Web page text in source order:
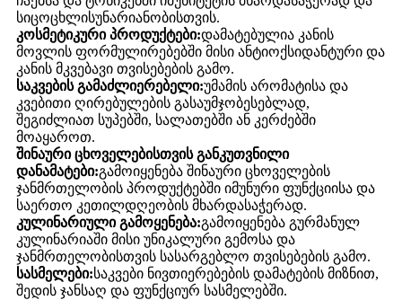
სიცოცხლისუნარიანობისთვის.
კოსმეტიკური პროდუქტები:დამატებულია კანის
მოვლის ფორმულირებებში მისი ანტიოქსიდანტური და
კანის მკვებავი თვისებების გამო.
საკვების გამაძლიერებელი:უმამის არომატისა და
კვებითი ღირებულების გასაუმჯობესებლად,
შეგიძლიათ სუპებში, სალათებში ან კერძებში
მოაყაროთ.
შინაური ცხოველებისთვის განკუთვნილი
დანამატები:გამოიყენება შინაური ცხოველების
ჯანმრთელობის პროდუქტებში იმუნური ფუნქციისა და
საერთო კეთილდღეობის მხარდასაჭერად.
კულინარიული გამოყენება:გამოიყენება გურმანულ
კულინარიაში მისი უნიკალური გემოსა და
ჯანმრთელობისთვის სასარგებლო თვისებების გამო.
სასმელები:საკვები ნივთიერებების დამატების მიზნით,
შედის ჯანსაღ და ფუნქციურ სასმელებში.